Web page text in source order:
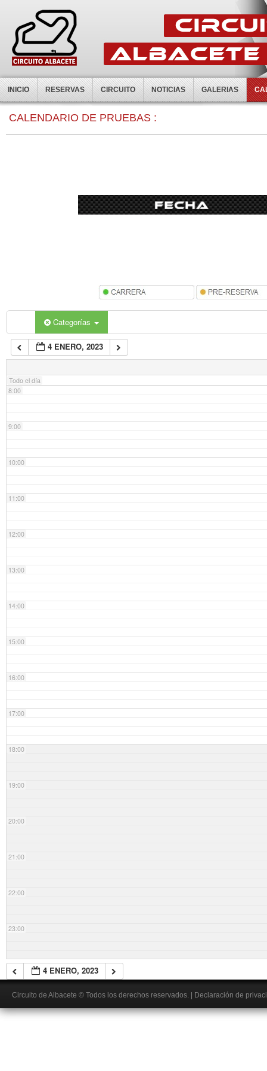
INICIO RESERVAS CIRCUITO NOTICIAS GALERIAS
CALENDARIO DE PRUEBAS :
Categorías
4 ENERO, 2023
Todo el día
0:00
7:00
8:00
9:00
10:00
11:00
12:00
13:00
14:00
15:00
16:00
17:00
18:00
19:00
20:00
21:00
22:00
23:00
4 ENERO, 2023
Circuito de Albacete © Todos los derechos reservados. Declaración de